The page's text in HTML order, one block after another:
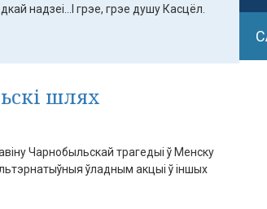
надзеі...І грэе, грэе душу Касцёл.
шлях
Чарнобыльскай трагедыі ў Менску
ўладным акцыі ў іншых